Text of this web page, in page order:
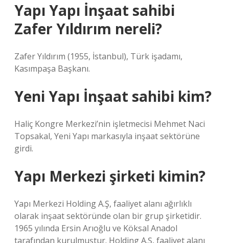
Yapı Yapı İnşaat sahibi
Zafer Yıldırım nereli?
Zafer Yıldırım (1955, İstanbul), Türk işadamı,
Kasımpaşa Başkanı.
Yeni Yapı İnşaat sahibi kim?
Haliç Kongre Merkezi’nin işletmecisi Mehmet Naci
Topsakal, Yeni Yapı markasıyla inşaat sektörüne
girdi.
Yapı Merkezi şirketi kimin?
Yapı Merkezi Holding A.Ş, faaliyet alanı ağırlıklı
olarak inşaat sektöründe olan bir grup şirketidir.
1965 yılında Ersin Arıoğlu ve Köksal Anadol
tarafından kurulmuştur. Holding A.Ş, faaliyet alanı